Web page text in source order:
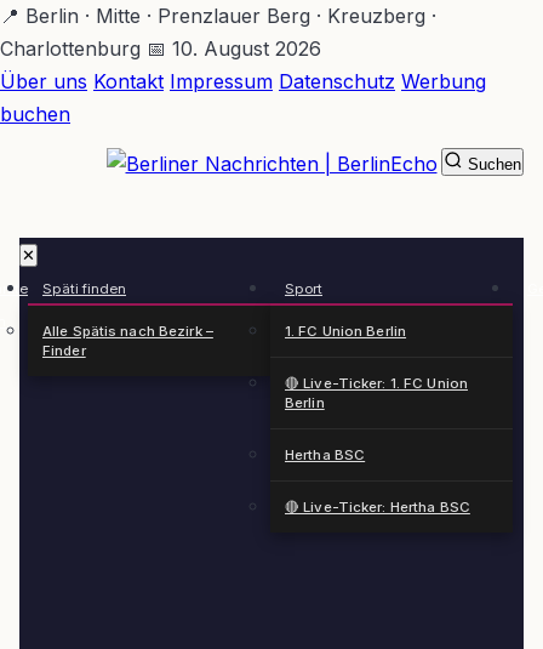
Zum
Hauptinhalt
springen
📍 Berlin · Mitte · Prenzlauer Berg · Kreuzberg ·
Charlottenburg 📅 10. August 2026
Über uns Kontakt Impressum Datenschutz Werbung
buchen
✕
Späti finden
Alle Spätis nach Bezirk –
Finder
Sport
1. FC Union Berlin
🔴 Live-Ticker: 1. FC Union
Berlin
Hertha BSC
🔴 Live-Ticker: Hertha BSC
Suchen